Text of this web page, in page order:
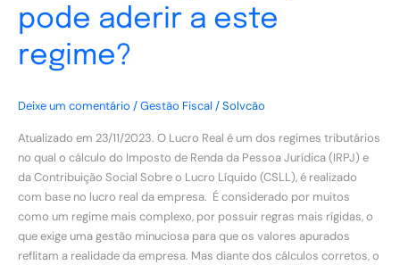
pode aderir a este
regime?
Deixe um comentário /Gestão Fiscal /Solvcão
Atualizado em 23/11/2023. O Lucro Real é um dos regimes tributários
no qual o cálculo do Imposto de Renda da Pessoa Jurídica (IRPJ) e
da Contribuição Social Sobre o Lucro Líquido (CSLL), é realizado
com base no lucro real da empresa. É considerado por muitos
como um regime mais complexo, por possuir regras mais rígidas, o
que exige uma gestão minuciosa para que os valores apurados
reflitam a realidade da empresa. Mas diante dos cálculos corretos, o